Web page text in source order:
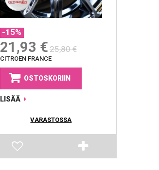
-15%
21,93 € 25,80 €
CITROEN FRANCE
OSTOSKORIIN
LISÄÄ
VARASTOSSA